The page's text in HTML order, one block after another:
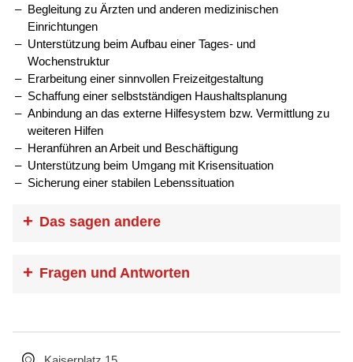
Begleitung zu Ärzten und anderen medizinischen
Einrichtungen
Unterstützung beim Aufbau einer Tages- und
Wochenstruktur
Erarbeitung einer sinnvollen Freizeitgestaltung
Schaffung einer selbstständigen Haushaltsplanung
Anbindung an das externe Hilfesystem bzw. Vermittlung zu
weiteren Hilfen
Heranführen an Arbeit und Beschäftigung
Unterstützung beim Umgang mit Krisensituation
Sicherung einer stabilen Lebenssituation
Das sagen andere
„Das BeWo hilft mir sehr, mit meinem
Leben zurecht zu kommen und
Fragen und Antworten
eigenen Wohnung leben und eine diagnostizierte